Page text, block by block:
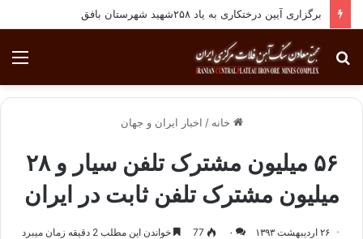
برگزاری آیین درختکاری به یاد ۲۵۸شهید شهرستان بافق
جستجو
برای
خانه / اخبار ایران و جهان
۵۶ میلیون مشترک تلفن سیار و ۲۸
میلیون مشترک تلفن ثابت در ایران
۲۶ اردیبهشت ۱۳۹۳ ۰ 77 خواندن این مطلب 2 دقیقه زمان میبرد